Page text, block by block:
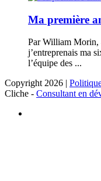
Ma première
Par William Morin,
j’entreprenais ma
l’équipe des ...
Copyright 2026 |
Cliche - Consultant en